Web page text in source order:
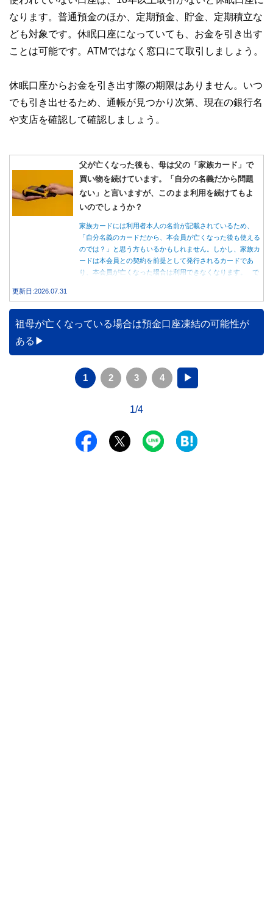
なります。普通預金のほか、定期預金、貯金、定期積立な
ども対象です。休眠口座になっていても、お金を引き出す
ことは可能です。ATMではなく窓口にて取引しましょう。
休眠口座からお金を引き出す際の期限はありません。いつ
でも引き出せるため、通帳が見つかり次第、現在の銀行名
や支店を確認して確認しましょう。
父が亡くなった後も、母は父の「家族カード」で
買い物を続けています。「自分の名義だから問題
ない」と言いますが、このまま利用を続けてもよ
いのでしょうか？
家族カードには利用者本人の名前が記載されているため、
「自分名義のカードだから、本会員が亡くなった後も使える
のでは？」と思う方もいるかもしれません。しかし、家族カ
ードは本会員との契約を前提として発行されるカードであ
り、本会員が亡くなった場合は利用できなくなります。 で
族が行うべき手続きについて分かりやすく解説します。
更新日:2026.07.31
祖母が亡くなっている場合は預金口座凍結の可能性が
ある
1 2 3 4 ▶
1/4